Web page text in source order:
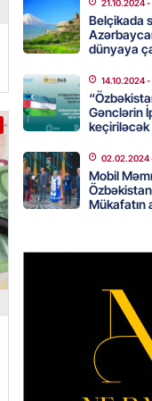
toplayır?
06.08.2026- 17:30
GÜNDƏM
Əsaslı təmirdən
dəyişib? – REPORTAJ
06.08.2026- 17:15
GÜNDƏM
- 17:00
David Seliverstov
bağlı açıqlama
əhəmiyyətli hissəsi
21.10.2024-
Belçikada
dünyaya
14.10.2024-
Gənclərin
keçiriləcək
02.02.2024
Mobil
Mükafatın